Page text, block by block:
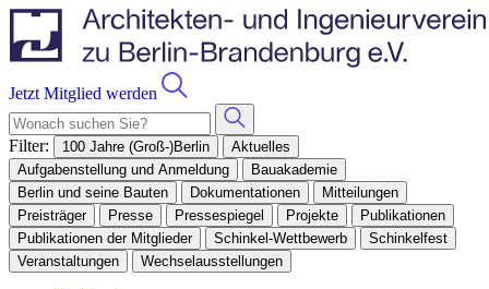
Jetzt Mitglied werden
Filter: 100 Jahre (Groß-)Berlin
Aktuelles
Aufgabenstellung und Anmeldung
Bauakademie
Berlin und seine Bauten
Dokumentationen
Mitteilungen
Preisträger
Presse Pressespiegel Projekte
Publikationen
Publikationen der Mitglieder
Schinkel-Wettbewerb
Schinkelfest
Veranstaltungen
Wechselausstellungen